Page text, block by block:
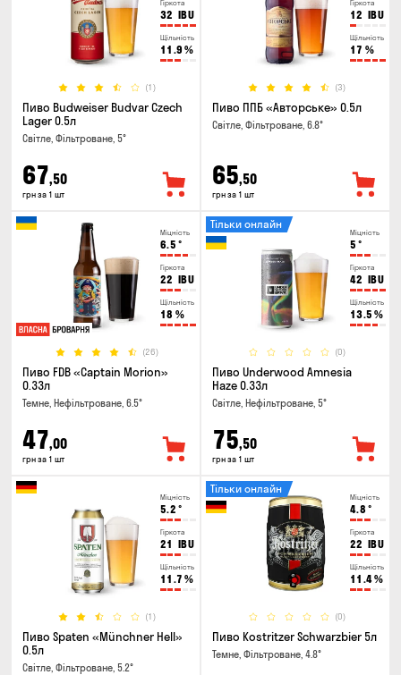
Гіркота
32 IBU
Щільність
11.9 %
(1)
Пиво Budweiser Budvar Czech
Lager 0.5л
Світле, Фільтроване, 5°
67,50
грн за 1 шт
Гіркота
12 IBU
Щільність
17 %
(3)
Пиво ППБ «Авторське» 0.5л
Світле, Фільтроване, 6.8°
65,50
грн за 1 шт
Міцність
6.5 °
Гіркота
22 IBU
Щільність
18 %
(26)
Пиво FDB «Captain Morion»
0.33л
Темне, Нефільтроване, 6.5°
47,00
грн за 1 шт
Міцність
5 °
Гіркота
42 IBU
Щільність
13.5 %
(0)
Тільки онлайн
Пиво Underwood Amnesia
Haze 0.33л
Світле, Нефільтроване, 5°
75,50
грн за 1 шт
Міцність
5.2 °
Гіркота
21 IBU
Щільність
11.7 %
(1)
Пиво Spaten «Münchner Hell»
0.5л
Світле, Фільтроване, 5.2°
Міцність
4.8 °
Гіркота
22 IBU
Щільність
11.4%
(0)
Тільки онлайн
Пиво Kostritzer Schwarzbier 5л
Темне, Фільтроване, 4.8°